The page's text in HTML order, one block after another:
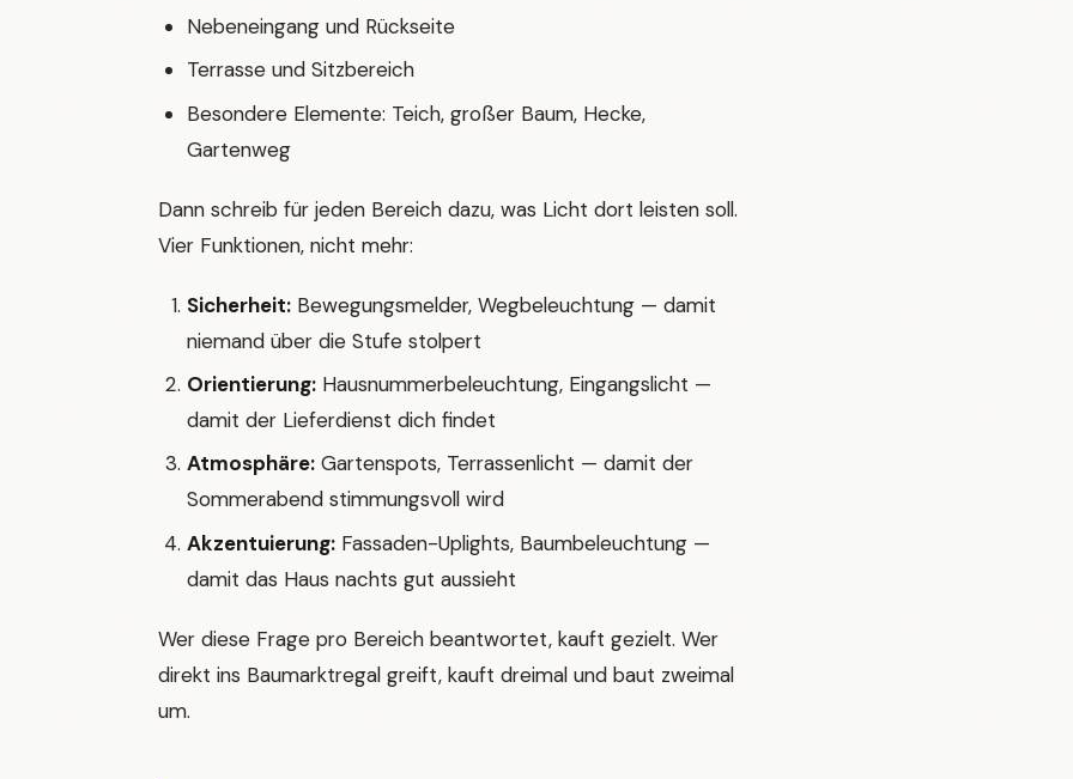
Nebeneingang und Rückseite
Terrasse und Sitzbereich
Besondere Elemente: Teich, großer Baum, Hecke,
Gartenweg
Dann schreib für jeden Bereich dazu, was Licht dort leisten soll.
Vier Funktionen, nicht mehr:
Sicherheit: Bewegungsmelder, Wegbeleuchtung — damit
niemand über die Stufe stolpert
Orientierung: Hausnummerbeleuchtung, Eingangslicht —
damit der Lieferdienst dich findet
Atmosphäre: Gartenspots, Terrassenlicht — damit der
Sommerabend stimmungsvoll wird
Akzentuierung: Fassaden-Uplights, Baumbeleuchtung —
damit das Haus nachts gut aussieht
Wer diese Frage pro Bereich beantwortet, kauft gezielt. Wer
direkt ins Baumarktregal greift, kauft dreimal und baut zweimal
um.